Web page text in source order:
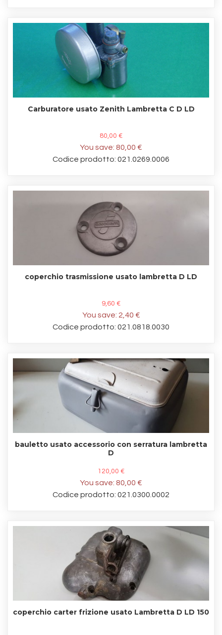
Carburatore usato Zenith Lambretta C D LD
80,00 €
You save: 80,00 €
Codice prodotto: 021.0269.0006
coperchio trasmissione usato lambretta D LD
9,60 €
You save: 2,40 €
Codice prodotto: 021.0818.0030
bauletto usato accessorio con serratura lambretta
D
120,00 €
You save: 80,00 €
Codice prodotto: 021.0300.0002
coperchio carter frizione usato Lambretta D LD 150